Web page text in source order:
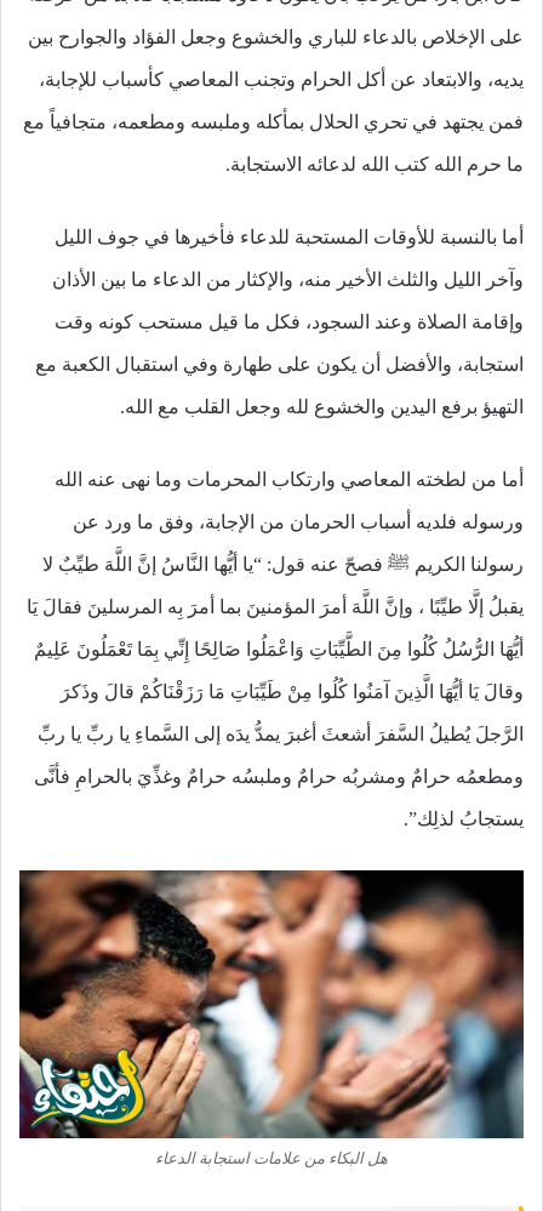
على الإخلاص بالدعاء للباري والخشوع وجعل الفؤاد والجوارح بين
يديه، والابتعاد عن أكل الحرام وتجنب المعاصي كأسباب للإجابة،
فمن يجتهد في تحري الحلال بمأكله وملبسه ومطعمه، متجافياً مع
ما حرم الله كتب الله لدعائه الاستجابة.
أما بالنسبة للأوقات المستحبة للدعاء فأخيرها في جوف الليل
وآخر الليل والثلث الأخير منه، والإكثار من الدعاء ما بين الأذان
وإقامة الصلاة وعند السجود، فكل ما قيل مستحب كونه وقت
استجابة، والأفضل أن يكون على طهارة وفي استقبال الكعبة مع
التهيؤ برفع اليدين والخشوع لله وجعل القلب مع الله.
أما من لطخته المعاصي وارتكاب المحرمات وما نهى عنه الله
ورسوله فلديه أسباب الحرمان من الإجابة، وفق ما ورد عن
رسولنا الكريم ﷺ فصحّ عنه قول: “يا أيُّها النَّاسُ إنَّ اللَّهَ طيِّبٌ لا
يقبلُ إلَّا طيِّبًا ، وإنَّ اللَّهَ أمرَ المؤمنينَ بما أمرَ بِه المرسلينَ فقالَ يَا
أيُّهَا الرُّسُلُ كُلُوا مِنَ الطَّيِّبَاتِ وَاعْمَلُوا صَالِحًا إِنِّي بِمَا تَعْمَلُونَ عَلِيمٌ
وقالَ يَا أيُّهَا الَّذِينَ آمَنُوا كُلُوا مِنْ طَيِّبَاتِ مَا رَزَقْنَاكُمْ قالَ وذَكرَ
الرَّجلَ يُطيلُ السَّفرَ أشعثَ أغبرَ يمدُّ يدَه إلى السَّماءِ يا ربِّ يا ربِّ
ومطعمُه حرامٌ ومشربُه حرامٌ وملبسُه حرامٌ وغذِّيَ بالحرامِ فأنَّى
يستجابُ لذلِك”.
هل البكاء من علامات استجابة الدعاء